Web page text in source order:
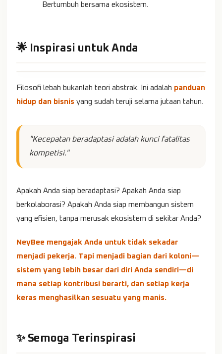
Bertumbuh bersama ekosistem.
🌟 Inspirasi untuk Anda
Filosofi lebah bukanlah teori abstrak. Ini adalah panduan
hidup dan bisnis yang sudah teruji selama jutaan tahun.
"Kecepatan beradaptasi adalah kunci fatalitas
kompetisi."
Apakah Anda siap beradaptasi? Apakah Anda siap
berkolaborasi? Apakah Anda siap membangun sistem
yang efisien, tanpa merusak ekosistem di sekitar Anda?
NeyBee mengajak Anda untuk tidak sekadar
menjadi pekerja. Tapi menjadi bagian dari koloni—
sistem yang lebih besar dari diri Anda sendiri—di
mana setiap kontribusi berarti, dan setiap kerja
keras menghasilkan sesuatu yang manis.
✨ Semoga Terinspirasi